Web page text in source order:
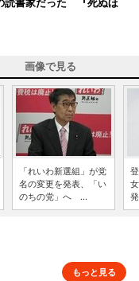
画像で見る
「れいわ新選組」が党
名の変更を発表、「い
のちの党」へ ...
もっと見る